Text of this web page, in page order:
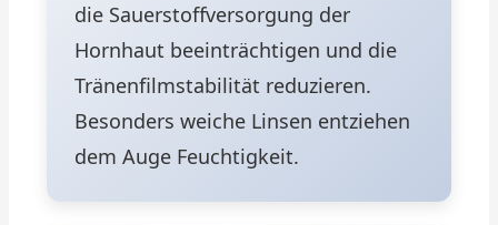
die Sauerstoffversorgung der
Hornhaut beeinträchtigen und die
Tränenfilmstabilität reduzieren.
Besonders weiche Linsen entziehen
dem Auge Feuchtigkeit.